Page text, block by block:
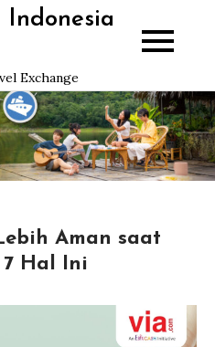
Indonesia
Exchange
Aman saat
Hal Ini